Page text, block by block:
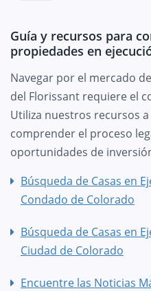
Guía y recursos para
propiedades en
Navegar por el mercado
del Florissant requiere el
Utiliza nuestros recursos
comprender el proceso
oportunidades de
Búsqueda de Casas en
Condado de Colorado
Búsqueda de Casas en
Ciudad de Colorado
Encuentre las Noticias